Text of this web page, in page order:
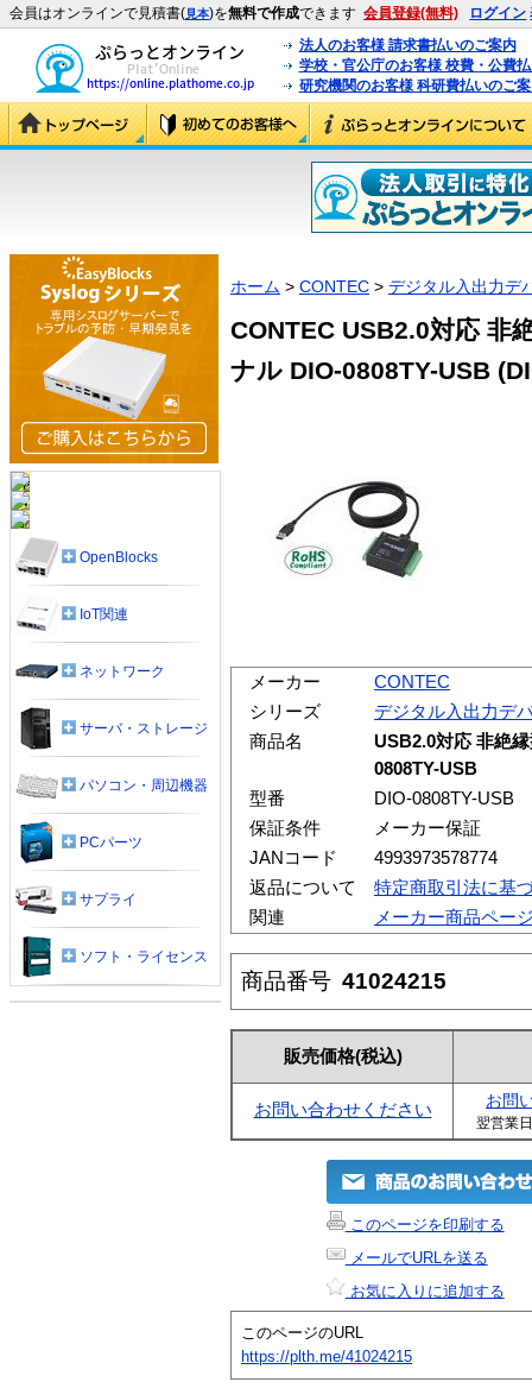
会員はオンラインで見積書(見本)を無料で作成できます 会員登録(無料) ログイン
法人のお客様 請求書払いのご案内
学校・官公庁のお客様 校費・公費
研究機関のお客様 科研費払いのご
ホーム > CONTEC > デジタル入出力デ
CONTEC USB2.0対応 非
ナル DIO-0808TY-USB
メーカー
CONTEC
シリーズ
デジタル入出力デ
商品名
USB2.0対応 非絶
0808TY-USB
型番
DIO-0808TY-USB
保証条件
メーカー保証
JANコード
4993973578774
返品について
特定商取引法に基
関連
メーカー商品ペー
商品番号 41024215
販売価格(税込)
お問い合わせください お問
翌営業
このページを印刷する
メールでURLを送る
お気に入りに追加する
このページのURL
https://plth.me/41024215
OpenBlocks
IoT関連
ネットワーク
サーバ・ストレージ
パソコン・周辺機器
PCパーツ
サプライ
ソフト・ライセンス